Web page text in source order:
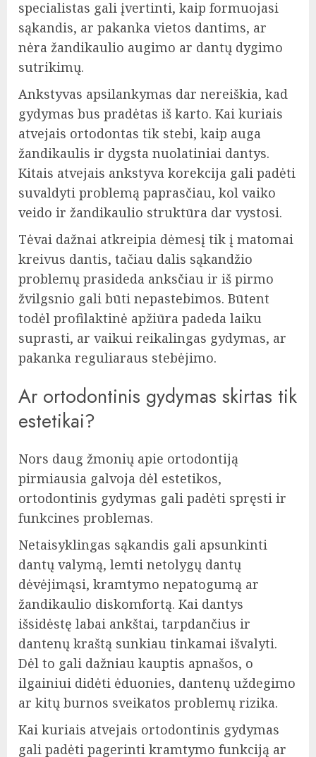
specialistas gali įvertinti, kaip formuojasi
sąkandis, ar pakanka vietos dantims, ar
nėra žandikaulio augimo ar dantų dygimo
sutrikimų.
Ankstyvas apsilankymas dar nereiškia, kad
gydymas bus pradėtas iš karto. Kai kuriais
atvejais ortodontas tik stebi, kaip auga
žandikaulis ir dygsta nuolatiniai dantys.
Kitais atvejais ankstyva korekcija gali padėti
suvaldyti problemą paprasčiau, kol vaiko
veido ir žandikaulio struktūra dar vystosi.
Tėvai dažnai atkreipia dėmesį tik į matomai
kreivus dantis, tačiau dalis sąkandžio
problemų prasideda anksčiau ir iš pirmo
žvilgsnio gali būti nepastebimos. Būtent
todėl profilaktinė apžiūra padeda laiku
suprasti, ar vaikui reikalingas gydymas, ar
pakanka reguliaraus stebėjimo.
Ar ortodontinis gydymas skirtas tik
estetikai?
Nors daug žmonių apie ortodontiją
pirmiausia galvoja dėl estetikos,
ortodontinis gydymas gali padėti spręsti ir
funkcines problemas.
Netaisyklingas sąkandis gali apsunkinti
dantų valymą, lemti netolygų dantų
dėvėjimąsi, kramtymo nepatogumą ar
žandikaulio diskomfortą. Kai dantys
išsidėstę labai ankštai, tarpdančius ir
dantenų kraštą sunkiau tinkamai išvalyti.
Dėl to gali dažniau kauptis apnašos, o
ilgainiui didėti ėduonies, dantenų uždegimo
ar kitų burnos sveikatos problemų rizika.
Kai kuriais atvejais ortodontinis gydymas
gali padėti pagerinti kramtymo funkciją ar